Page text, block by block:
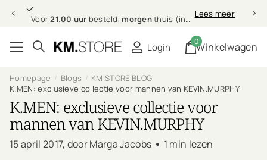
Voor21.00 uur besteld, morgenthuis (in NL & BE) Lees meer
Login Winkelwagen
0
Homepage Blogs
KM.STORE BLOG
K.MEN: exclusieve collectie voor mannen van KEVIN.MURPHY
K.MEN: exclusieve collectie voor
mannen van KEVIN.MURPHY
15 april 2017, door Marga Jacobs 1 min lezen